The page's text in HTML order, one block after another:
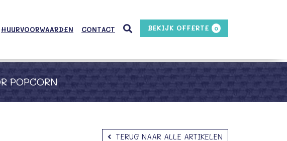
HUURVOORWAARDEN CONTACT BEKIJK OFFERTE 0
POPCORN
TERUG NAAR ALLE ARTIKELEN